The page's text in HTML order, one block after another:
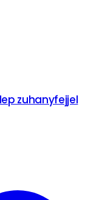
zuhanyfejjel